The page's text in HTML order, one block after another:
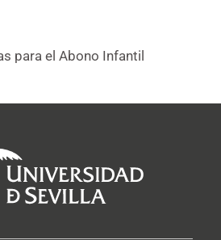
para el Abono Infantil